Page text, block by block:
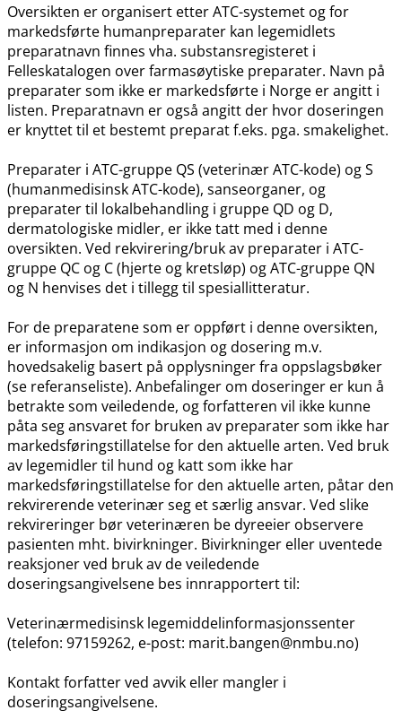
Oversikten er organisert etter ATC-systemet og for
markedsførte humanpreparater kan legemidlets
preparatnavn finnes vha. substansregisteret i
Felleskatalogen over farmasøytiske preparater. Navn på
preparater som ikke er markedsførte i Norge er angitt i
listen. Preparatnavn er også angitt der hvor doseringen
er knyttet til et bestemt preparat f.eks. pga. smakelighet.
Preparater i ATC-gruppe QS (veterinær ATC-kode) og S
(humanmedisinsk ATC-kode), sanseorganer, og
preparater til lokalbehandling i gruppe QD og D,
dermatologiske midler, er ikke tatt med i denne
oversikten. Ved rekvirering​/​bruk av preparater i ATC-
gruppe QC og C (hjerte og kretsløp) og ATC-gruppe QN
og N henvises det i tillegg til spesiallitteratur.
For de preparatene som er oppført i denne oversikten,
er informasjon om indikasjon og dosering m.v.
hovedsakelig basert på opplysninger fra oppslagsbøker
(se referanseliste). Anbefalinger om doseringer er kun å
betrakte som veiledende, og forfatteren vil ikke kunne
påta seg ansvaret for bruken av preparater som ikke har
markedsføringstillatelse for den aktuelle arten. Ved bruk
av legemidler til hund og katt som ikke har
markedsføringstillatelse for den aktuelle arten, påtar den
rekvirerende veterinær seg et særlig ansvar. Ved slike
rekvireringer bør veterinæren be dyreeier observere
pasienten mht. bivirkninger. Bivirkninger eller uventede
reaksjoner ved bruk av de veiledende
doseringsangivelsene bes innrapportert til:
Veterinærmedisinsk legemiddelinformasjonssenter
(telefon: 97159262, e-post: marit.bangen@nmbu.no)
Kontakt forfatter ved avvik eller mangler i
doseringsangivelsene.